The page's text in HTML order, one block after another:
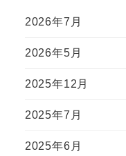
2026年7月
2026年5月
2025年12月
2025年7月
2025年6月